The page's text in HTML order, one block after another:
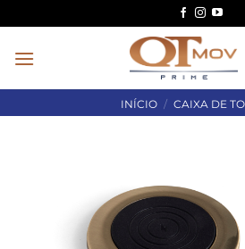
to
content
INÍCIO / CAIXA DE